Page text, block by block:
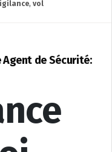
, vol
de Sécurité: